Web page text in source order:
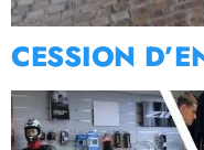
CESSION